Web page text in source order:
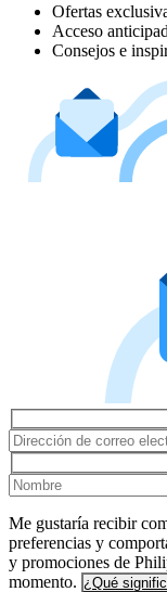
Ofertas
Acceso
Consejos e
Me gustaría recibir
preferencias y
y promociones de
momento. ¿Qué